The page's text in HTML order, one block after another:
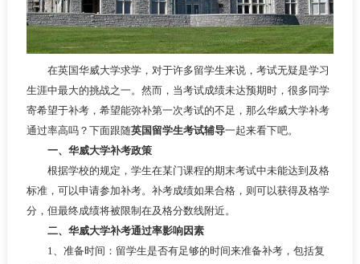
在英国华威大学求学，对于许多留学生来说，考试无疑是学习
生涯中最大的挑战之一。然而，当考试成绩未达预期时，很多同学
寄希望于补考，希望能弥补第一次考试的不足，那么华威大学补考
通过率高吗？下面跟随英国留学生考试辅导一起来看下吧。
一、华威大学补考政策
根据学校的规定，学生在某门课程的期末考试中未能达到及格
标准，可以申请参加补考。补考成绩如果合格，则可以获得及格学
分，但最终成绩将被限制在及格分数线附近。
二、华威大学补考通过率影响因素
1、准备时间：留学生是否有足够的时间来准备补考，包括复